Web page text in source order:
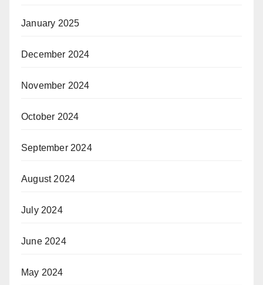
January 2025
December 2024
November 2024
October 2024
September 2024
August 2024
July 2024
June 2024
May 2024